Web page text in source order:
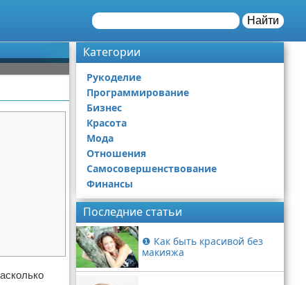
Найти
Категории
Рукоделие
Программирование
Бизнес
Красота
Мода
Отношения
Самосовершенствование
Финансы
Последние статьи
❶ Как быть красивой без
макияжа